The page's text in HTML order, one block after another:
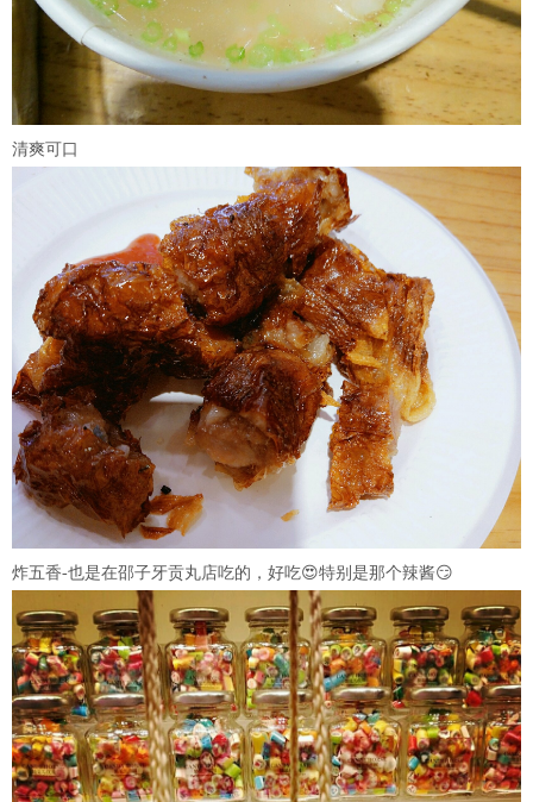
清爽可口
炸五香-也是在邵子牙贡丸店吃的，好吃😍特别是那个辣酱😏